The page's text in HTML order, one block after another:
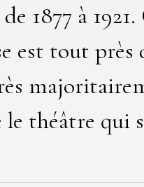
1877 à
est tout
le théâtre qui